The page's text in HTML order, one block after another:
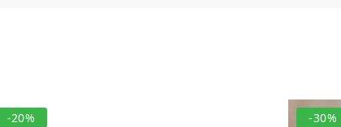
-20% -30%